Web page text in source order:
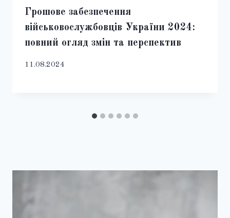
Грошове забезпечення
військовослужбовців України 2024:
повний огляд змін та перспектив
11.08.2024